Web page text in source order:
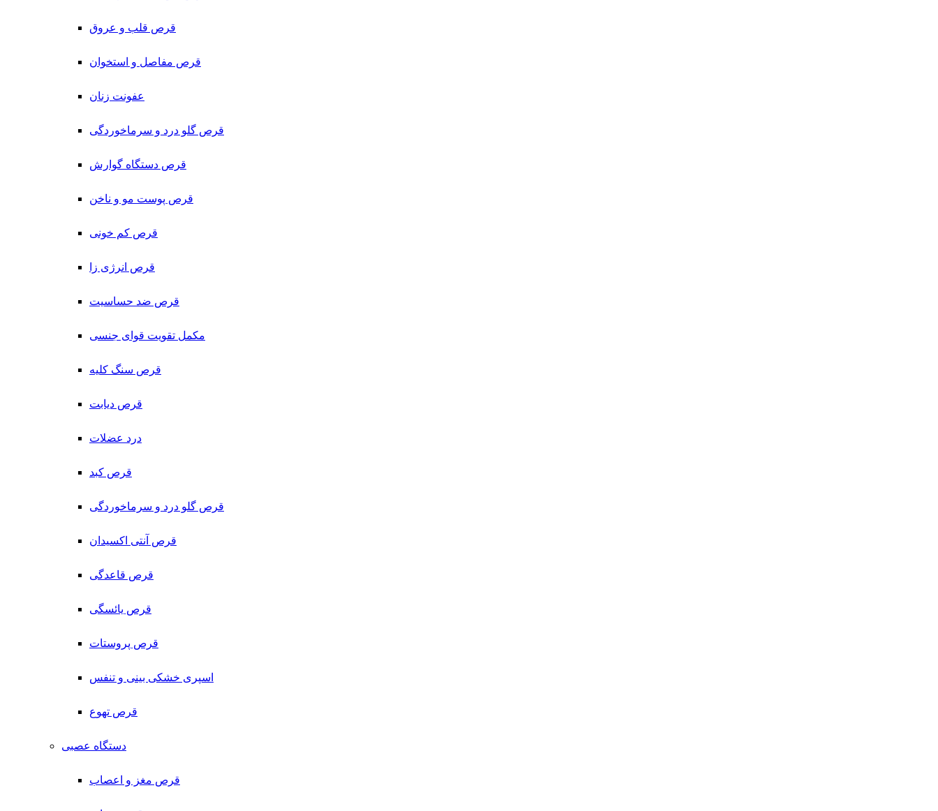
قرص قلب و عروق
قرص مفاصل و استخوان
عفونت زنان
قرص گلو درد و سرماخوردگی
قرص دستگاه گوارش
قرص پوست مو و ناخن
قرص کم خونی
قرص انرژی زا
قرص ضد حساسیت
مکمل تقویت قوای جنسی
قرص سنگ کلیه
قرص دیابت
درد عضلات
قرص کبد
قرص گلو درد و سرماخوردگی
قرص آنتی اکسیدان
قرص قاعدگی
قرص یائسگی
قرص پروستات
اسپری خشکی بینی و تنفس
قرص تهوع
دستگاه عصبی
قرص مغز و اعصاب